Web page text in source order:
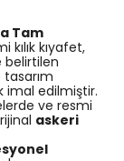
Tam
kılık kıyafet,
imal edilmiştir.
ve resmi
askeri